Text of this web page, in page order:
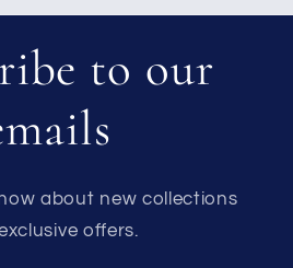
to our
about new collections
offers.